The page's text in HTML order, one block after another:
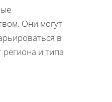
Они могут
в
региона и типа